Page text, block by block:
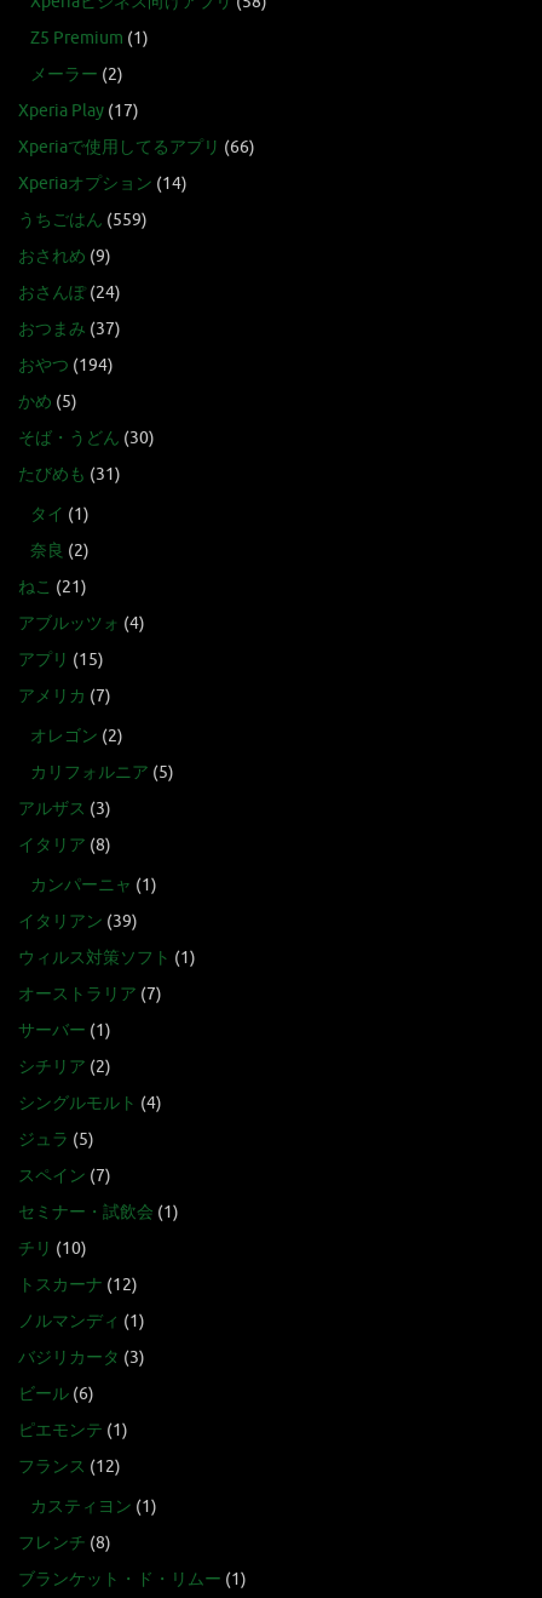
Z5 Premium (1)
メーラー (2)
Xperia Play (17)
Xperiaで使用してるアプリ (66)
Xperiaオプション (14)
うちごはん (559)
おされめ (9)
おさんぽ(24)
おつまみ (37)
おやつ (194)
かめ (5)
そば・うどん (30)
たびめも (31)
タイ (1)
奈良 (2)
ねこ (21)
アブルッツォ (4)
アプリ (15)
アメリカ (7)
オレゴン (2)
カリフォルニア (5)
アルザス (3)
イタリア (8)
カンパーニャ (1)
イタリアン (39)
ウィルス対策ソフト (1)
オーストラリア (7)
サーバー (1)
シチリア (2)
シングルモルト (4)
ジュラ (5)
スペイン (7)
セミナー・試飲会 (1)
チリ (10)
トスカーナ (12)
ノルマンディ (1)
バジリカータ (3)
ビール (6)
ピエモンテ (1)
フランス (12)
カスティヨン (1)
フレンチ (8)
ブランケット・ド・リムー (1)